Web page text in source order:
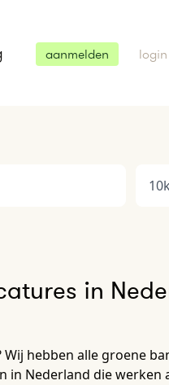
aanmelden login
in
hebben alle groene
in Nederland die werken